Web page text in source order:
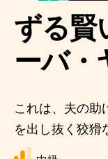
ずる賢
ーバ・
これは、夫の助
を出し抜く狡猾